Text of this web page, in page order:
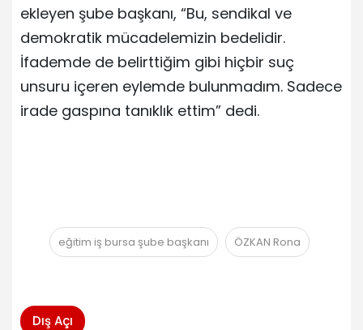
ekleyen şube başkanı, “Bu, sendikal ve
demokratik mücadelemizin bedelidir.
İfademde de belirttiğim gibi hiçbir suç
unsuru içeren eylemde bulunmadım. Sadece
irade gaspına tanıklık ettim” dedi.
eğitim iş bursa şube başkanı ÖZKAN Rona
Dış Açı